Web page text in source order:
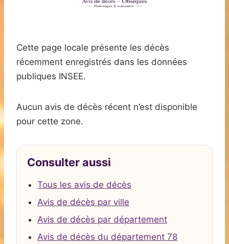
Cette page locale présente les décès
récemment enregistrés dans les données
publiques INSEE.
Aucun avis de décès récent n’est disponible
pour cette zone.
Consulter aussi
Tous les avis de décès
Avis de décès par ville
Avis de décès par département
Avis de décès du département 78